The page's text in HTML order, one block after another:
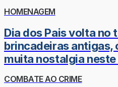
HOMENAGEM
Dia dos Pais volta no
brincadeiras antigas,
muita nostalgia
COMBATE AO CRIME